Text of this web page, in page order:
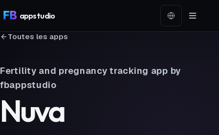
appstudio Langue
Toutes les apps
Fertility and pregnancy tracking app by
fbappstudio
Nuva